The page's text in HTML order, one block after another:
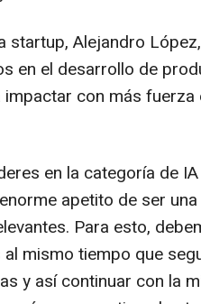
startup, Alejandro
en el desarrollo de
con más
en la categoría de
apetito de ser
Para esto,
mismo tiempo que
y así continuar con la